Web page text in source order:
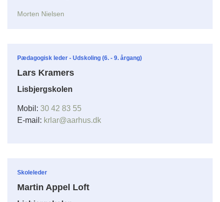
Morten Nielsen
Pædagogisk leder - Udskoling (6. - 9. årgang)
Lars Kramers
Lisbjergskolen
Mobil: 30 42 83 55
E-mail: krlar@aarhus.dk
Skoleleder
Martin Appel Loft